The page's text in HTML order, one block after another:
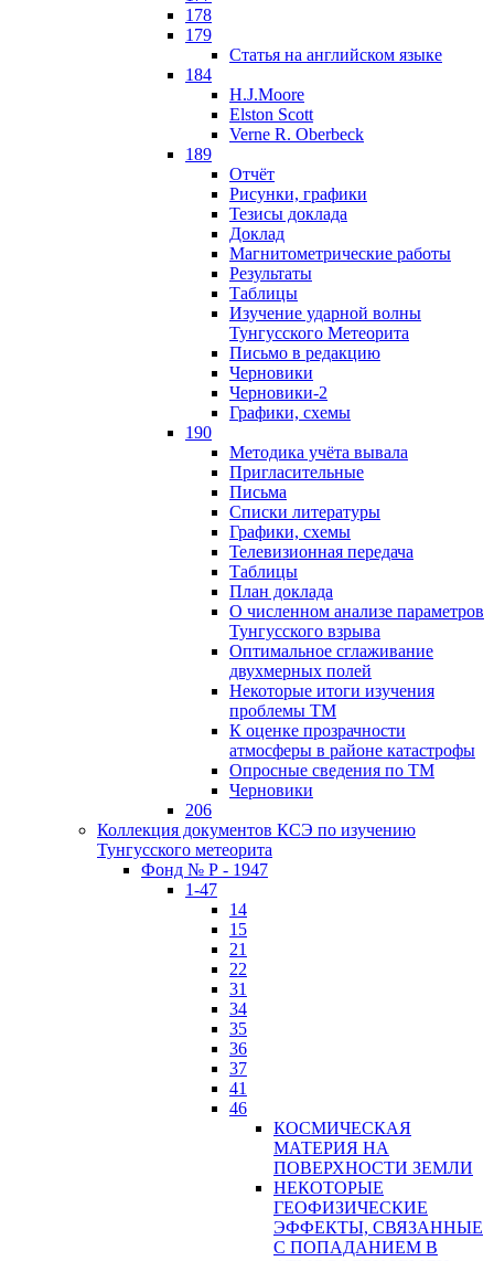
178
179
Статья на английском языке
184
H.J.Moore
Elston Scott
Verne R. Oberbeck
189
Отчёт
Рисунки, графики
Тезисы доклада
Доклад
Магнитометрические работы
Результаты
Таблицы
Изучение ударной волны
Тунгусского Метеорита
Письмо в редакцию
Черновики
Черновики-2
Графики, схемы
190
Методика учёта вывала
Пригласительные
Письма
Списки литературы
Графики, схемы
Телевизионная передача
Таблицы
План доклада
О численном анализе параметров
Тунгусского взрыва
Оптимальное сглаживание
двухмерных полей
Некоторые итоги изучения
проблемы ТМ
К оценке прозрачности
атмосферы в районе катастрофы
Опросные сведения по ТМ
Черновики
206
Коллекция документов КСЭ по изучению
Тунгусского метеорита
Фонд № Р - 1947
1-47
14
15
21
22
31
34
35
36
37
41
46
КОСМИЧЕСКАЯ
МАТЕРИЯ НА
ПОВЕРХНОСТИ ЗЕМЛИ
НЕКОТОРЫЕ
ГЕОФИЗИЧЕСКИЕ
ЭФФЕКТЫ, СВЯЗАННЫЕ
С ПОПАДАНИЕМ В